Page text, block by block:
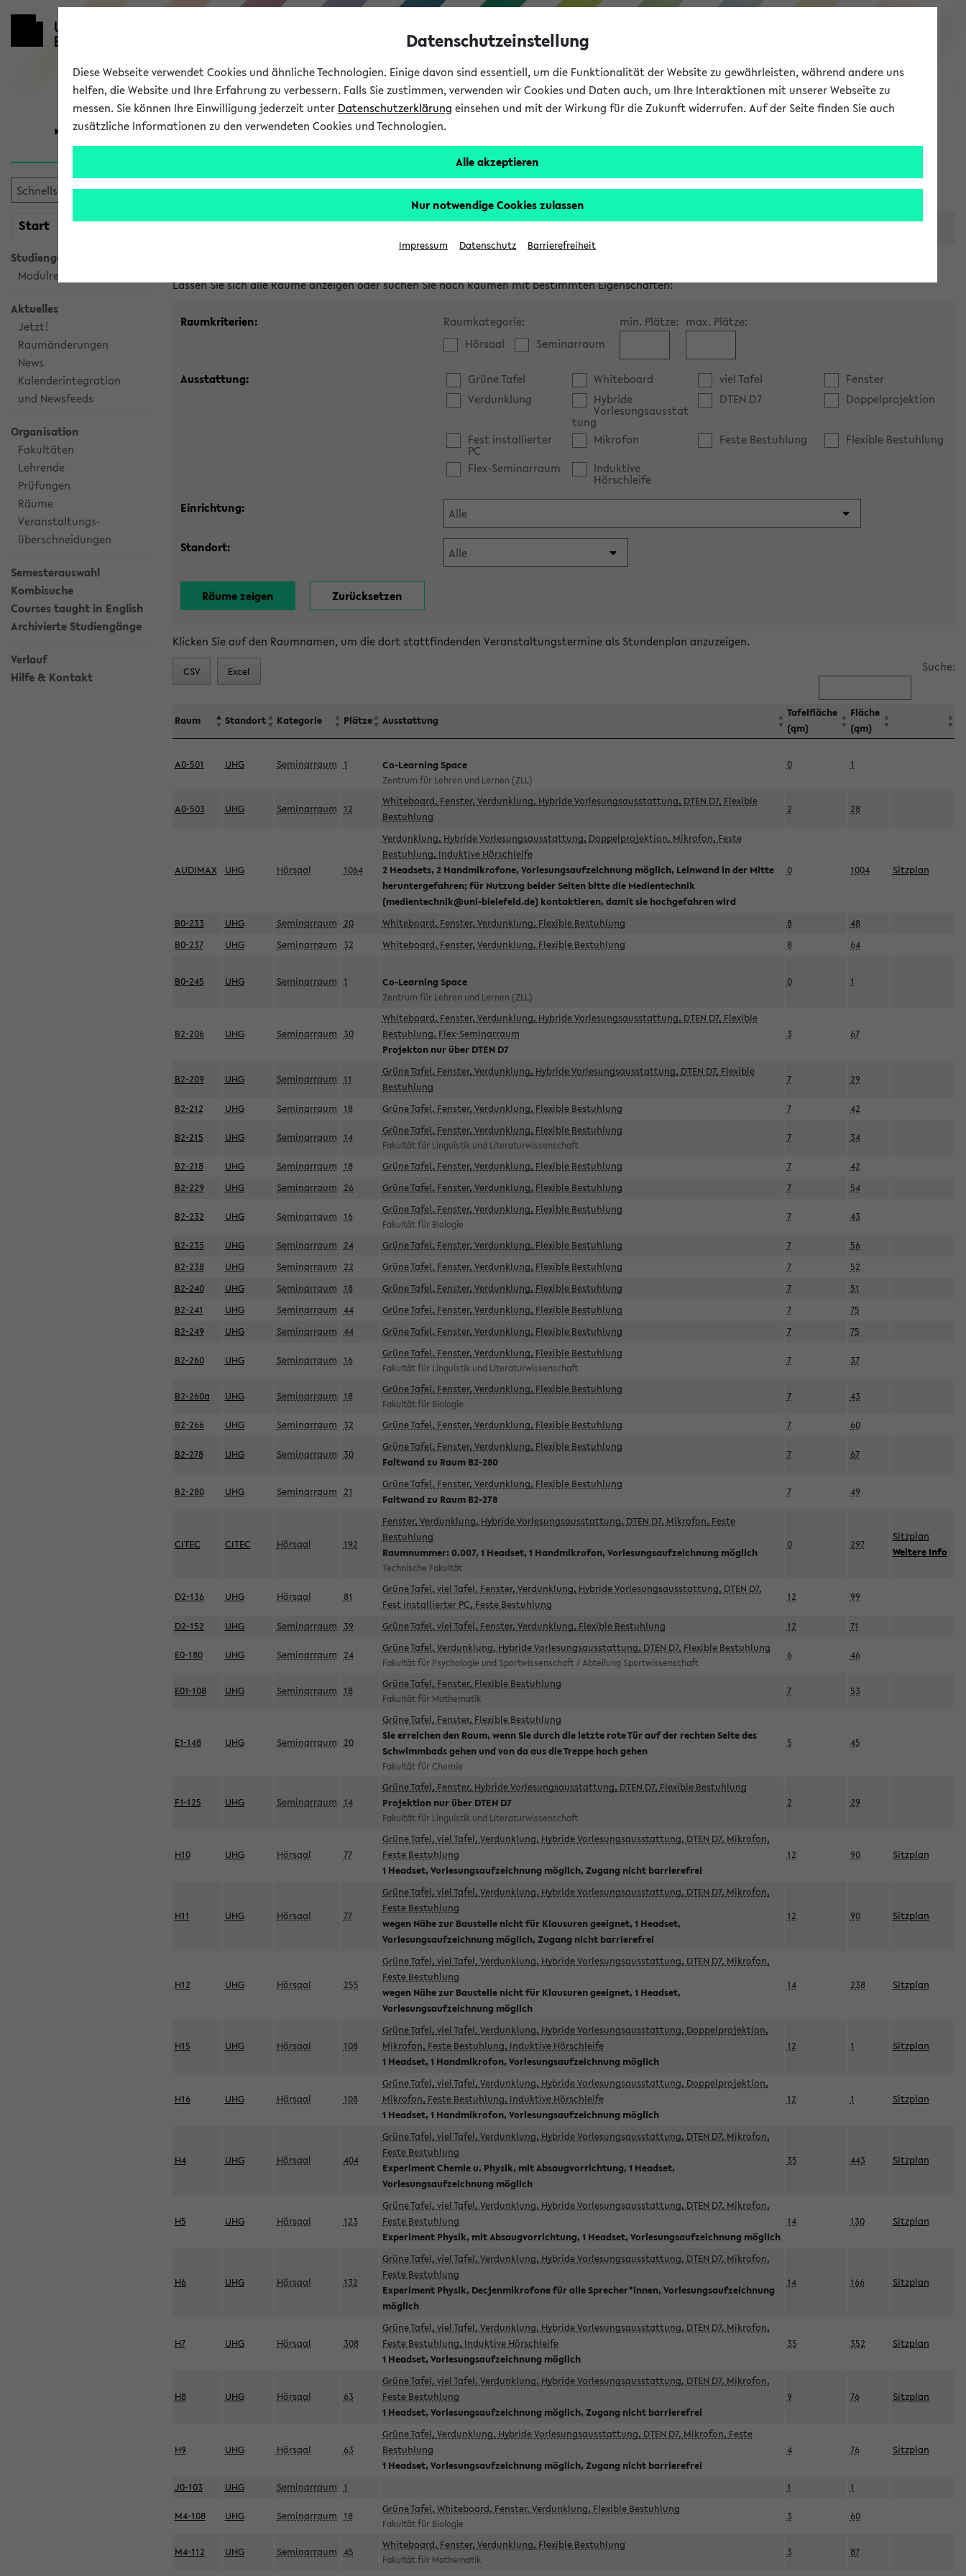
eKVV
Universität Forschung Studium
Start meineKVV
Studiengangsauswahl
Modulrecherche
Aktuelles
Jetzt!
Raumänderungen
News
Kalenderintegration
und Newsfeeds
Organisation
Fakultäten
Lehrende
Prüfungen
Räume
Veranstaltungs-
überschneidungen
Semesterauswahl
Kombisuche
Courses taught in English
Archivierte Studiengänge
Verlauf
Hilfe & Kontakt
Im eKVV verwaltete Räume
Lassen Sie sich alle Räume anzeigen oder suchen Sie nach Räumen mit bestimmten Eigenschaften:
Raumkriterien:
Raumkategorie:
Hörsaal
Seminarraum
min. Plätze: max. Plätze:
Ausstattung: Grüne Tafel Whiteboard viel Tafel
Fenster
Verdunklung
Hybride
Vorlesungsausstat
tung
DTEN D7 Doppelprojektion
Fest installierter
PC
Mikrofon Feste Bestuhlung
Flexible Bestuhlung
Flex-Seminarraum
Induktive
Hörschleife
Einrichtung:
Standort:
Klicken Sie auf den Raumnamen, um die dort stattfindenden Veranstaltungstermine als Stundenplan anzuzeigen.
CSV Excel Suche:
Raum Standort Kategorie Plätze Ausstattung
Tafelfläche
(qm)
Fläche
(qm)
A0-501 UHG Seminarraum 1 Co-Learning Space
Zentrum für Lehren und Lernen (ZLL)
0 1
A0-503 UHG Seminarraum 12
Whiteboard, Fenster, Verdunklung, Hybride Vorlesungsausstattung, DTEN D7, Flexible
Bestuhlung
2 28
AUDIMAX UHG Hörsaal 1064
Verdunklung, Hybride Vorlesungsausstattung, Doppelprojektion, Mikrofon, Feste
Bestuhlung, Induktive Hörschleife
2 Headsets, 2 Handmikrofone, Vorlesungsaufzeichnung möglich, Leinwand in der Mitte
heruntergefahren; für Nutzung beider Seiten bitte die Medientechnik
(medientechnik@uni-bielefeld.de) kontaktieren, damit sie hochgefahren wird
0 1004 Sitzplan
B0-233 UHG Seminarraum 20 Whiteboard, Fenster, Verdunklung, Flexible Bestuhlung 8
48
B0-237
UHG Seminarraum 32 Whiteboard, Fenster, Verdunklung, Flexible Bestuhlung 8 64
B0-245 UHG Seminarraum 1 Co-Learning Space
Zentrum für Lehren und Lernen (ZLL)
0 1
B2-206 UHG Seminarraum 30
Whiteboard, Fenster, Verdunklung, Hybride Vorlesungsausstattung, DTEN D7, Flexible
Bestuhlung, Flex-Seminarraum
Projekton nur über DTEN D7
3 67
B2-209 UHG Seminarraum 11
Grüne Tafel, Fenster, Verdunklung, Hybride Vorlesungsausstattung, DTEN D7, Flexible
Bestuhlung
7 29
B2-212 UHG Seminarraum 18 Grüne Tafel, Fenster, Verdunklung, Flexible Bestuhlung 7 42
B2-215 UHG Seminarraum 14
Grüne Tafel, Fenster, Verdunklung, Flexible Bestuhlung
Fakultät für Linguistik und Literaturwissenschaft
7 34
B2-218 UHG Seminarraum 18 Grüne Tafel, Fenster, Verdunklung, Flexible Bestuhlung 7
42
B2-229
UHG Seminarraum 26 Grüne Tafel, Fenster, Verdunklung, Flexible Bestuhlung 7 54
B2-232 UHG Seminarraum 16
Grüne Tafel, Fenster, Verdunklung, Flexible Bestuhlung
Fakultät für Biologie
7 43
B2-235 UHG Seminarraum 24 Grüne Tafel, Fenster, Verdunklung, Flexible Bestuhlung 7
56
B2-238
UHG Seminarraum 22 Grüne Tafel, Fenster, Verdunklung, Flexible Bestuhlung 7
52
B2-240
UHG Seminarraum 18 Grüne Tafel, Fenster, Verdunklung, Flexible Bestuhlung 7
51
B2-241
UHG Seminarraum 44 Grüne Tafel, Fenster, Verdunklung, Flexible Bestuhlung 7
75
B2-249
UHG Seminarraum 44 Grüne Tafel, Fenster, Verdunklung, Flexible Bestuhlung 7 75
B2-260 UHG Seminarraum 16
Grüne Tafel, Fenster, Verdunklung, Flexible Bestuhlung
Fakultät für Linguistik und Literaturwissenschaft
7 37
B2-260a UHG Seminarraum 18
Grüne Tafel, Fenster, Verdunklung, Flexible Bestuhlung
Fakultät für Biologie
7 43
B2-266 UHG Seminarraum 32 Grüne Tafel, Fenster, Verdunklung, Flexible Bestuhlung 7 60
B2-278 UHG Seminarraum 30
Grüne Tafel, Fenster, Verdunklung, Flexible Bestuhlung
Faltwand zu Raum B2-280
7 67
B2-280 UHG Seminarraum 21
Grüne Tafel, Fenster, Verdunklung, Flexible Bestuhlung
Faltwand zu Raum B2-278
7 49
CITEC CITEC Hörsaal 192
Fenster, Verdunklung, Hybride Vorlesungsausstattung, DTEN D7, Mikrofon, Feste
Bestuhlung
Raumnummer: 0.007, 1 Headset, 1 Handmikrofon, Vorlesungsaufzeichnung möglich
Technische Fakultät
0 297
Sitzplan
Weitere Info
D2-136 UHG Hörsaal 81
Grüne Tafel, viel Tafel, Fenster, Verdunklung, Hybride Vorlesungsausstattung, DTEN D7,
Fest installierter PC, Feste Bestuhlung
12 99
D2-152 UHG Seminarraum 39 Grüne Tafel, viel Tafel, Fenster, Verdunklung, Flexible Bestuhlung 12 71
E0-180 UHG Seminarraum 24
Grüne Tafel, Verdunklung, Hybride Vorlesungsausstattung, DTEN D7, Flexible Bestuhlung
Fakultät für Psychologie und Sportwissenschaft / Abteilung Sportwissenschaft
6 46
E01-108 UHG Seminarraum 18
Grüne Tafel, Fenster, Flexible Bestuhlung
Fakultät für Mathematik
7 53
E1-148 UHG Seminarraum 20
Grüne Tafel, Fenster, Flexible Bestuhlung
Sie erreichen den Raum, wenn Sie durch die letzte rote Tür auf der rechten Seite des
Schwimmbads gehen und von da aus die Treppe hoch gehen
Fakultät für Chemie
5 45
F1-125 UHG Seminarraum 14
Grüne Tafel, Fenster, Hybride Vorlesungsausstattung, DTEN D7, Flexible Bestuhlung
Projektion nur über DTEN D7
Fakultät für Linguistik und Literaturwissenschaft
2 29
H10 UHG Hörsaal 77
Grüne Tafel, viel Tafel, Verdunklung, Hybride Vorlesungsausstattung, DTEN D7, Mikrofon,
Feste Bestuhlung
1 Headset, Vorlesungsaufzeichnung möglich, Zugang nicht barrierefrei
12 90 Sitzplan
H11 UHG Hörsaal 77
Grüne Tafel, viel Tafel, Verdunklung, Hybride Vorlesungsausstattung, DTEN D7, Mikrofon,
Feste Bestuhlung
wegen Nähe zur Baustelle nicht für Klausuren geeignet, 1 Headset,
Vorlesungsaufzeichnung möglich, Zugang nicht barrierefrei
12 90 Sitzplan
H12 UHG Hörsaal 255
Grüne Tafel, viel Tafel, Verdunklung, Hybride Vorlesungsausstattung, DTEN D7, Mikrofon,
Feste Bestuhlung
wegen Nähe zur Baustelle nicht für Klausuren geeignet, 1 Headset,
Vorlesungsaufzeichnung möglich
14 238 Sitzplan
H15 UHG Hörsaal 108
Grüne Tafel, viel Tafel, Verdunklung, Hybride Vorlesungsausstattung, Doppelprojektion,
Mikrofon, Feste Bestuhlung, Induktive Hörschleife
1 Headset, 1 Handmikrofon, Vorlesungsaufzeichnung möglich
12 1 Sitzplan
H16 UHG Hörsaal 108
Grüne Tafel, viel Tafel, Verdunklung, Hybride Vorlesungsausstattung, Doppelprojektion,
Mikrofon, Feste Bestuhlung, Induktive Hörschleife
1 Headset, 1 Handmikrofon, Vorlesungsaufzeichnung möglich
12 1 Sitzplan
H4 UHG Hörsaal 404
Grüne Tafel, viel Tafel, Verdunklung, Hybride Vorlesungsausstattung, DTEN D7, Mikrofon,
Feste Bestuhlung
Experiment Chemie u. Physik, mit Absaugvorrichtung, 1 Headset,
Vorlesungsaufzeichnung möglich
35 443 Sitzplan
H5 UHG Hörsaal 123
Grüne Tafel, viel Tafel, Verdunklung, Hybride Vorlesungsausstattung, DTEN D7, Mikrofon,
Feste Bestuhlung
Experiment Physik, mit Absaugvorrichtung, 1 Headset, Vorlesungsaufzeichnung möglich
14 130 Sitzplan
H6 UHG Hörsaal 132
Grüne Tafel, viel Tafel, Verdunklung, Hybride Vorlesungsausstattung, DTEN D7, Mikrofon,
Feste Bestuhlung
Experiment Physik, Decjenmikrofone für alle Sprecher*innen, Vorlesungsaufzeichnung
möglich
14 166 Sitzplan
H7 UHG Hörsaal 308
Grüne Tafel, viel Tafel, Verdunklung, Hybride Vorlesungsausstattung, DTEN D7, Mikrofon,
Feste Bestuhlung, Induktive Hörschleife
1 Headset, Vorlesungsaufzeichnung möglich
35 352 Sitzplan
H8 UHG Hörsaal 63
Grüne Tafel, viel Tafel, Verdunklung, Hybride Vorlesungsausstattung, DTEN D7, Mikrofon,
Feste Bestuhlung
1 Headset, Vorlesungsaufzeichnung möglich, Zugang nicht barrierefrei
9 76 Sitzplan
H9 UHG Hörsaal 63
Grüne Tafel, Verdunklung, Hybride Vorlesungsausstattung, DTEN D7, Mikrofon, Feste
Bestuhlung
1 Headset, Vorlesungsaufzeichnung möglich, Zugang nicht barrierefrei
4 76 Sitzplan
J0-103 UHG Seminarraum 1 1 1
M4-108 UHG Seminarraum 18
Grüne Tafel, Whiteboard, Fenster, Verdunklung, Flexible Bestuhlung
Fakultät für Biologie
3 60
M4-112 UHG Seminarraum 45
Whiteboard, Fenster, Verdunklung, Flexible Bestuhlung
Fakultät für Mathematik
3 87
Datenschutzeinstellung
Diese Webseite verwendet Cookies und ähnliche Technologien. Einige davon sind essentiell, um die Funktionalität der Website zu gewährleisten, während andere uns
helfen, die Website und Ihre Erfahrung zu verbessern. Falls Sie zustimmen, verwenden wir Cookies und Daten auch, um Ihre Interaktionen mit unserer Webseite zu
messen. Sie können Ihre Einwilligung jederzeit unter Datenschutzerklärung einsehen und mit der Wirkung für die Zukunft widerrufen. Auf der Seite finden Sie auch
zusätzliche Informationen zu den verwendeten Cookies und Technologien.
Alle akzeptieren
Nur notwendige Cookies zulassen
Impressum Datenschutz Barrierefreiheit